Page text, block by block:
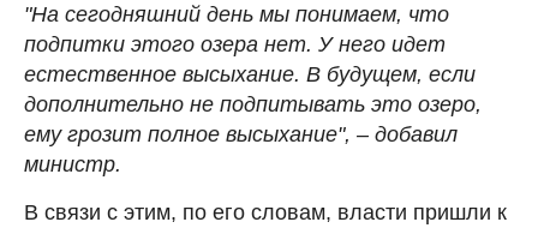
"На сегодняшний день мы понимаем, что
подпитки этого озера нет. У него идет
естественное высыхание. В будущем, если
дополнительно не подпитывать это озеро,
ему грозит полное высыхание", – добавил
министр.
В связи с этим, по его словам, власти пришли к